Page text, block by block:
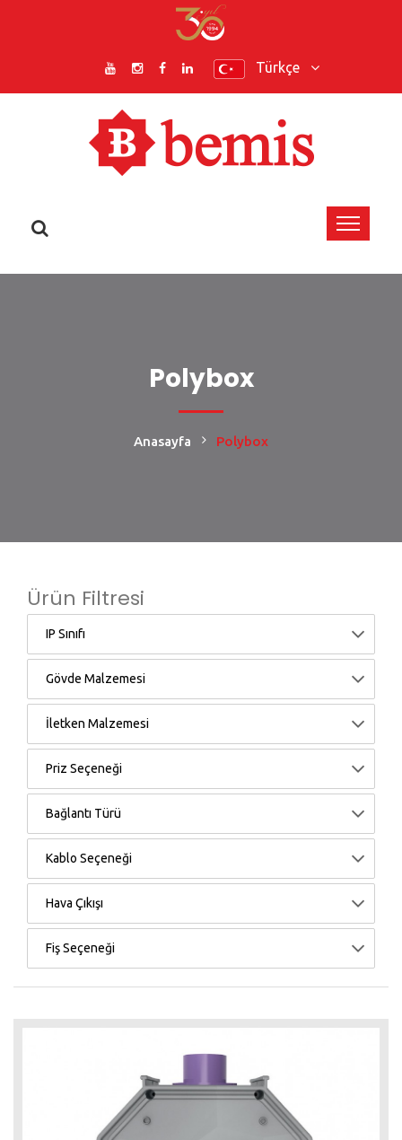
Türkçe
Polybox
Anasayfa Polybox
Ürün Filtresi
IP Sınıfı
Gövde Malzemesi
İletken Malzemesi
Priz Seçeneği
Bağlantı Türü
Kablo Seçeneği
Hava Çıkışı
Fiş Seçeneği